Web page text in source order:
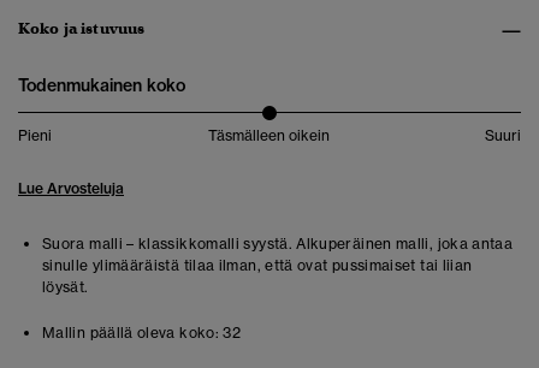
Koko ja istuvuus
Todenmukainen koko
Pieni Täsmälleen oikein Suuri
Lue Arvosteluja
Suora malli – klassikkomalli syystä. Alkuperäinen malli, joka antaa
sinulle ylimääräistä tilaa ilman, että ovat pussimaiset tai liian
löysät.
Mallin päällä oleva koko: 32